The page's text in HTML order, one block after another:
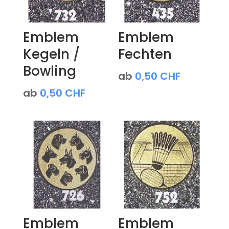
Emblem
Kegeln /
Bowling
ab 0,50 CHF
Emblem
Fechten
ab 0,50 CHF
Emblem Emblem